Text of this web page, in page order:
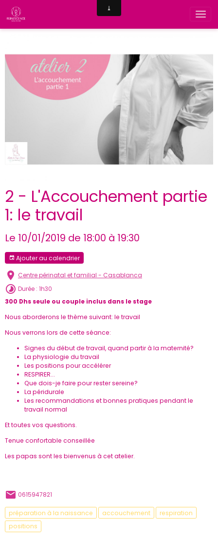
2 - L'Accouchement partie
1: le travail
Le 10/01/2019 de 18:00 à 19:30
Ajouter au calendrier
Centre périnatal et familial - Casablanca
Durée : 1h30
300 Dhs seule ou couple inclus dans le stage
Nous aborderons le thème suivant: le travail
Nous verrons lors de cette séance:
Signes du début de travail, quand partir à la maternité?
La physiologie du travail
Les positions pour accélérer
RESPIRER...
Que dois-je faire pour rester sereine?
La péridurale
Les recommandations et bonnes pratiques pendant le
travail normal
Et toutes vos questions.
Tenue confortable conseillée
Les papas sont les bienvenus à cet atelier.
0615947821
préparation à la naissance accouchement
respiration
positions